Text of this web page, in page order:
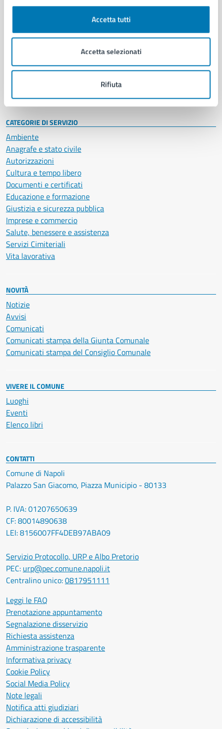
Accetta tutti
Accetta selezionati
Rifiuta
Organi di governo
Enti e fondazioni
Personale amministrativo
Intranet, posta aziendale e protocollo
CATEGORIE DI SERVIZIO
Ambiente
Anagrafe e stato civile
Autorizzazioni
Cultura e tempo libero
Documenti e certificati
Educazione e formazione
Giustizia e sicurezza pubblica
Imprese e commercio
Salute, benessere e assistenza
Servizi Cimiteriali
Vita lavorativa
NOVITÀ
Notizie
Avvisi
Comunicati
Comunicati stampa della Giunta Comunale
Comunicati stampa del Consiglio Comunale
VIVERE IL COMUNE
Luoghi
Eventi
Elenco libri
CONTATTI
Comune di Napoli
Palazzo San Giacomo, Piazza Municipio - 80133
P. IVA: 01207650639
CF: 80014890638
LEI: 8156007FF4DEB97ABA09
Servizio Protocollo, URP e Albo Pretorio
PEC: urp@pec.comune.napoli.it
Centralino unico:0817951111
Leggi le FAQ
Prenotazione appuntamento
Segnalazione disservizio
Richiesta assistenza
Amministrazione trasparente
Informativa privacy
Cookie Policy
Social Media Policy
Note legali
Notifica atti giudiziari
Dichiarazione di accessibilità